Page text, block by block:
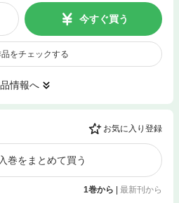
今すぐ買う
をチェックする
情報へ
お気に入り登録
巻をまとめて買う
1巻から | 最新刊から